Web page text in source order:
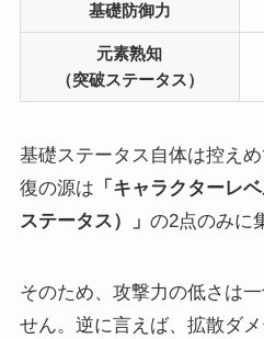
基礎防御力
元素熟知
（突破ステータス）
基礎ステータス自体は控え
復の源は 「キャラクターレベ
ステータス）」 の2点のみに
そのため、攻撃力の低さは
せん。逆に言えば、拡散ダ